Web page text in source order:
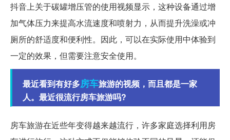
抖音上关于碳罐增压管的使用视频显示，这种设备通过增
加气体压力来提高水流速度和喷射力，从而提升洗澡或冲
厕所的舒适度和便利性。因此，可以在实际使用中体验到
一定的效果，但需要注意安全使用。
最近看到有好多房车旅游的视频，而且都是一家
人。最近很流行房车旅游吗?
房车旅游在近些年变得越来越流行，许多家庭选择利用房